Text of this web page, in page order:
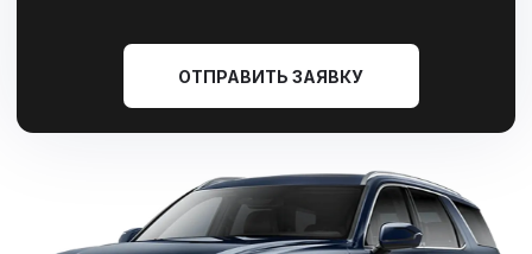
НЕКОТОРЫЕ ПРОДАВЦЫ МОГУТ
НАМЕРЕННО ИЗМЕНЯТЬ ДАННЫЕ
О ПРОБЕГЕ АВТОМОБИЛЯ, ЧТОБЫ
УВЕЛИЧИТЬ ЕГО СТОИМОСТЬ.
ИЗМЕНЕНИЕ ПОКАЗАНИЙ